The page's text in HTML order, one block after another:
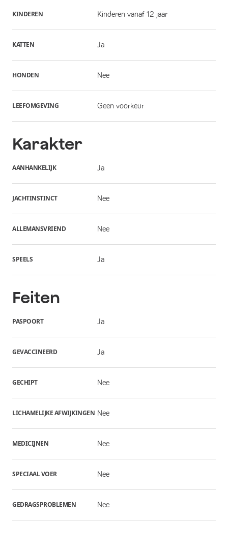
KINDEREN Kinderen vanaf 12 jaar
KATTEN Ja
HONDEN Nee
LEEFOMGEVING Geen voorkeur
Karakter
AANHANKELIJK Ja
JACHTINSTINCT Nee
ALLEMANSVRIEND Nee
SPEELS Ja
Feiten
PASPOORT Ja
GEVACCINEERD Ja
GECHIPT Nee
LICHAMELIJKE AFWIJKINGEN Nee
MEDICIJNEN Nee
SPECIAAL VOER Nee
GEDRAGSPROBLEMEN Nee